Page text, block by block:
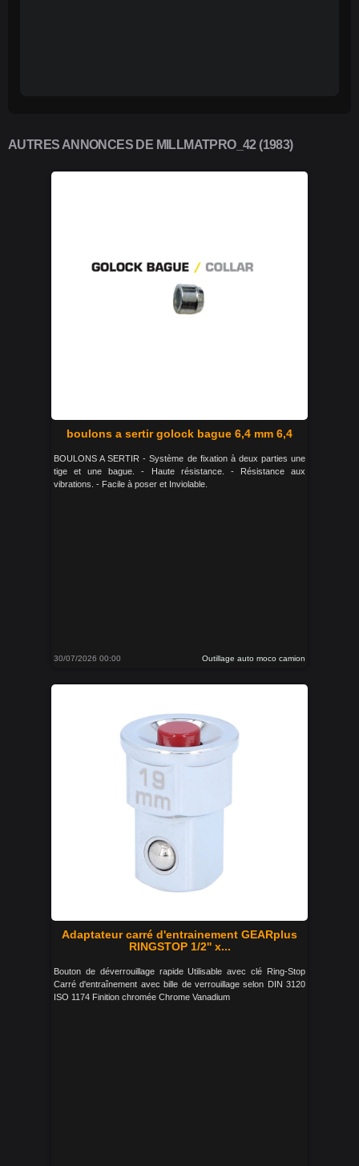
AUTRES ANNONCES DE MILLMATPRO_42 (1983)
boulons a sertir golock bague 6,4 mm 6,4
BOULONS A SERTIR - Système de fixation à deux parties une
tige et une bague. - Haute résistance. - Résistance aux
vibrations. - Facile à poser et Inviolable.
30/07/2026 00:00 Outillage auto moco camion
Adaptateur carré d'entrainement GEARplus
RINGSTOP 1/2'' x...
Bouton de déverrouillage rapide Utilisable avec clé Ring-Stop
Carré d'entraînement avec bille de verrouillage selon DIN 3120
ISO 1174 Finition chromée Chrome Vanadium